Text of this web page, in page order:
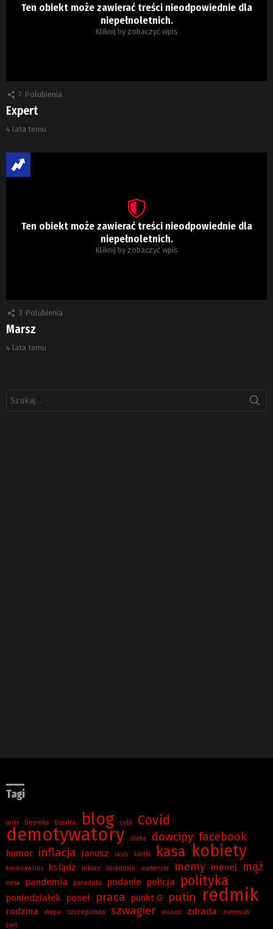
Ten obiekt może zawierać treści nieodpowiednie dla
niepełnoletnich.
Kliknij by zobaczyć wpis
7 Polubienia
Expert
4 lata temu
Ten obiekt może zawierać treści nieodpowiednie dla
niepełnoletnich.
Kliknij by zobaczyć wpis
3 Polubienia
Marsz
4 lata temu
Tagi
aids beemka biedra blog cola Covid
demotywatory dieta dowcipy facebook
humor inflacja janusz jasiu kartki kasa kobiety
koronawirus ksiądz lekarz lockdown maseczki memy menel mąż
nasa pandemia paradoks podanie policja polityka
poniedziałek poseł praca punkt G putin redmik
rodzina skype szczepionka szwagier xiaomi zdrada
ziemniak
żart